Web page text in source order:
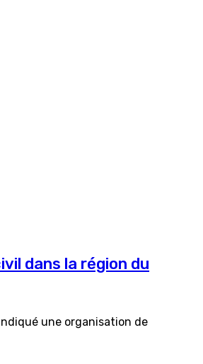
dans la région du
une organisation de